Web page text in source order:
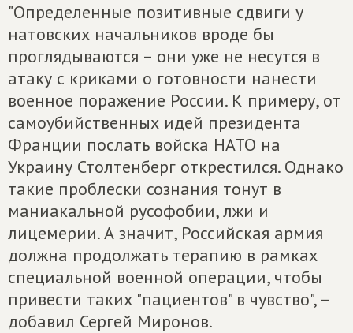
"Определенные позитивные сдвиги у
натовских начальников вроде бы
проглядываются – они уже не несутся в
атаку с криками о готовности нанести
военное поражение России. К примеру, от
самоубийственных идей президента
Франции послать войска НАТО на
Украину Столтенберг открестился. Однако
такие проблески сознания тонут в
маниакальной русофобии, лжи и
лицемерии. А значит, Российская армия
должна продолжать терапию в рамках
специальной военной операции, чтобы
привести таких "пациентов" в чувство", –
добавил Сергей Миронов.